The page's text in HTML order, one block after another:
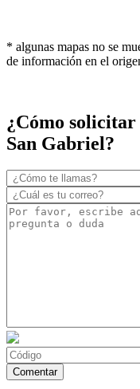
* algunas mapas no se
de información en el
¿Cómo solicitar
San Gabriel?